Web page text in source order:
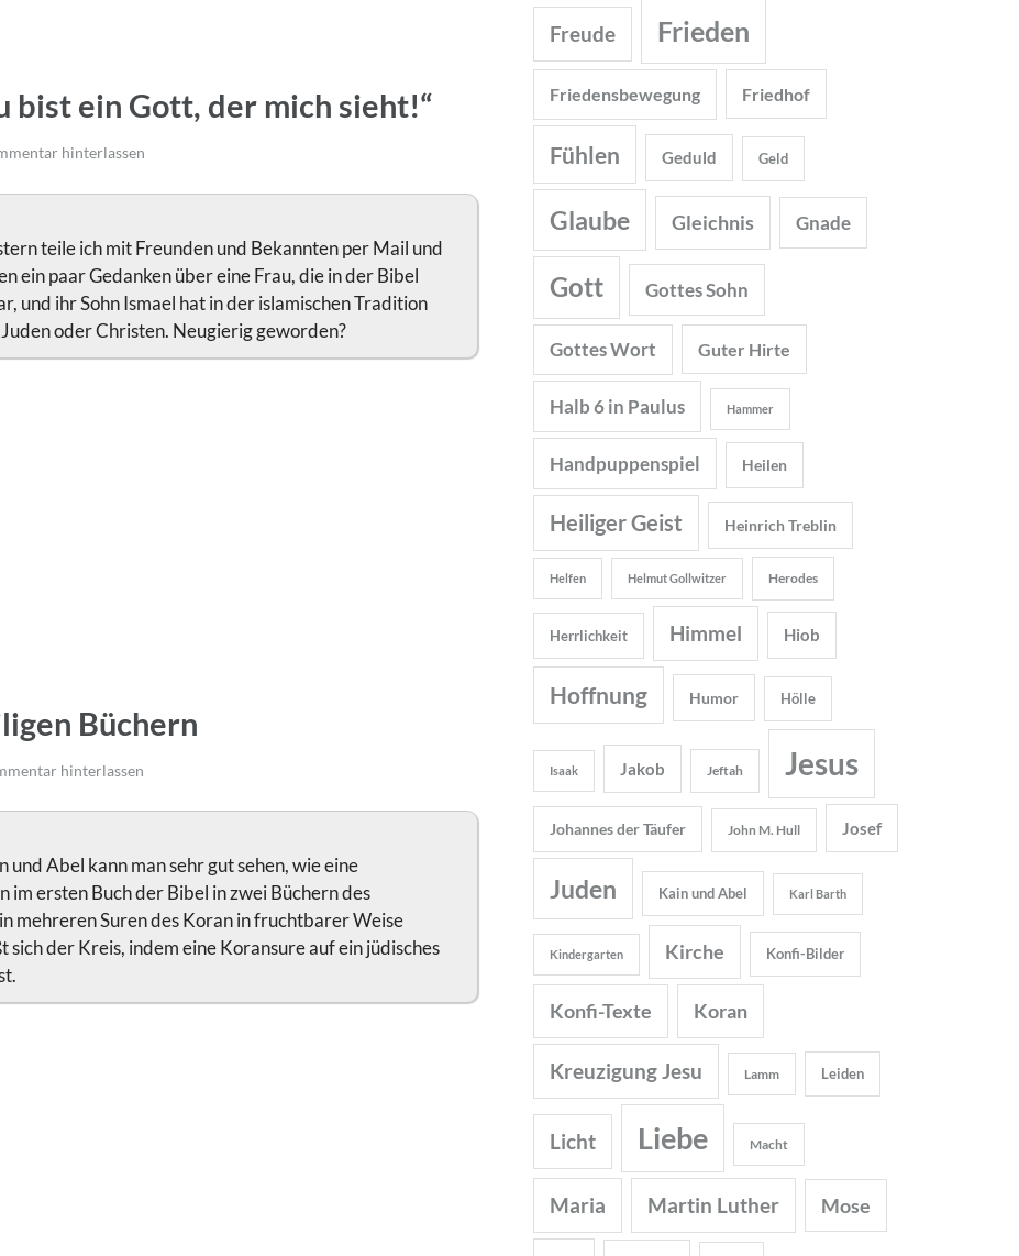
bist ein Gott, der mich sieht!“
hinterlassen
teile ich mit Freunden und Bekannten per Mail und
ein paar Gedanken über eine Frau, die in der Bibel
und ihr Sohn Ismael hat in der islamischen Tradition
oder Christen. Neugierig geworden?
Büchern
hinterlassen
und Abel kann man sehr gut sehen, wie eine
ersten Buch der Bibel in zwei Büchern des
mehreren Suren des Koran in fruchtbarer Weise
der Kreis, indem eine Koransure auf ein jüdisches
Freude Frieden
Friedensbewegung Friedhof
Fühlen Geduld Geld
Glaube Gleichnis Gnade
Gott Gottes Sohn
Gottes Wort Guter Hirte
Halb 6 in Paulus Hammer
Handpuppenspiel Heilen
Heiliger Geist Heinrich Treblin
Helfen Helmut Gollwitzer Herodes
Herrlichkeit Himmel Hiob
Hoffnung Humor Hölle
Isaak Jakob Jeftah Jesus
Johannes der Täufer John M. Hull Josef
Juden Kain und Abel Karl Barth
Kindergarten Kirche Konfi-Bilder
Konfi-Texte Koran
Kreuzigung Jesu Lamm Leiden
Licht Liebe Macht
Maria Martin Luther Mose